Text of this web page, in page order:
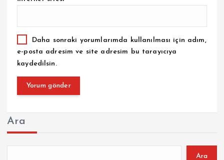
Daha sonraki yorumlarımda kullanılması için adım,
e-posta adresim ve site adresim bu tarayıcıya
kaydedilsin.
Ara
Ara